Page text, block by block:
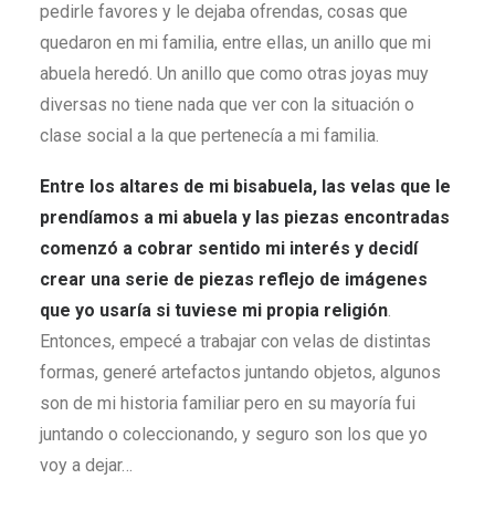
pedirle favores y le dejaba ofrendas, cosas que
quedaron en mi familia, entre ellas, un anillo que mi
abuela heredó. Un anillo que como otras joyas muy
diversas no tiene nada que ver con la situación o
clase social a la que pertenecía a mi familia.
Entre los altares de mi bisabuela, las velas que le
prendíamos a mi abuela y las piezas encontradas
comenzó a cobrar sentido mi interés y decidí
crear una serie de piezas reflejo de imágenes
que yo usaría si tuviese mi propia religión.
Entonces, empecé a trabajar con velas de distintas
formas, generé artefactos juntando objetos, algunos
son de mi historia familiar pero en su mayoría fui
juntando o coleccionando, y seguro son los que yo
voy a dejar…